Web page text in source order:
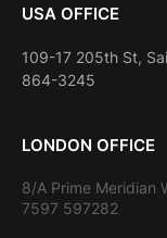
USA OFFICE
109-17 205th St,
864-3245
LONDON OFFICE
8/A Prime Meridian
7597 597282